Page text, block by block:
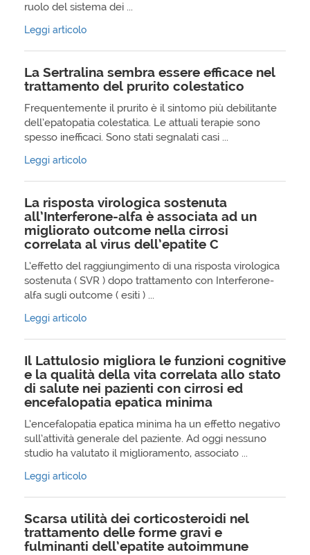
ruolo del sistema dei ...
Leggi articolo
La Sertralina sembra essere efficace nel
trattamento del prurito colestatico
Frequentemente il prurito è il sintomo più debilitante
dell’epatopatia colestatica. Le attuali terapie sono
spesso inefficaci. Sono stati segnalati casi ...
Leggi articolo
La risposta virologica sostenuta
all’Interferone-alfa è associata ad un
migliorato outcome nella cirrosi
correlata al virus dell’epatite C
L’effetto del raggiungimento di una risposta virologica
sostenuta ( SVR ) dopo trattamento con Interferone-
alfa sugli outcome ( esiti ) ...
Leggi articolo
Il Lattulosio migliora le funzioni cognitive
e la qualità della vita correlata allo stato
di salute nei pazienti con cirrosi ed
encefalopatia epatica minima
L’encefalopatia epatica minima ha un effetto negativo
sull’attività generale del paziente. Ad oggi nessuno
studio ha valutato il miglioramento, associato ...
Leggi articolo
Scarsa utilità dei corticosteroidi nel
trattamento delle forme gravi e
fulminanti dell’epatite autoimmune